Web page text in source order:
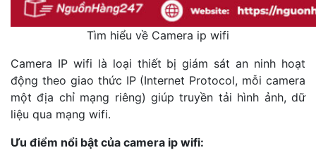
Tìm hiểu về Camera ip wifi
Camera IP wifi là loại thiết bị giám sát an ninh hoạt
động theo giao thức IP (Internet Protocol, mỗi camera
một địa chỉ mạng riêng) giúp truyền tải hình ảnh, dữ
liệu qua mạng wifi.
Ưu điểm nổi bật của camera ip wifi: